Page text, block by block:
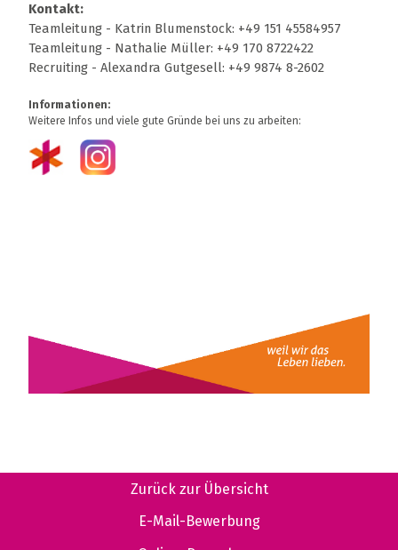
Kontakt:
Teamleitung - Katrin Blumenstock: +49 151 45584957
Teamleitung - Nathalie Müller: +49 170 8722422
Recruiting - Alexandra Gutgesell: +49 9874 8-2602
Informationen:
Weitere Infos und viele gute Gründe bei uns zu arbeiten:
Zurück zur Übersicht
E-Mail-Bewerbung